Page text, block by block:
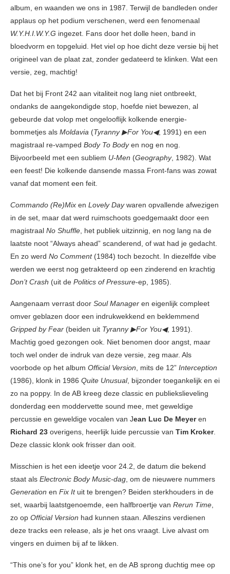
album, en waanden we ons in 1987. Terwijl de bandleden onder
applaus op het podium verschenen, werd een fenomenaal
W.Y.H.I.W.Y.G ingezet. Fans door het dolle heen, band in
bloedvorm en topgeluid. Het viel op hoe dicht deze versie bij het
origineel van de plaat zat, zonder gedateerd te klinken. Wat een
versie, zeg, machtig!
Dat het bij Front 242 aan vitaliteit nog lang niet ontbreekt,
ondanks de aangekondigde stop, hoefde niet bewezen, al
gebeurde dat volop met ongelooflijk kolkende energie-
bommetjes als Moldavia (Tyranny ▶For You◀, 1991) en een
magistraal re-vamped Body To Bodyen nog en nog.
Bijvoorbeeld met een subliem U-Men (Geography, 1982). Wat
een feest! Die kolkende dansende massa Front-fans was zowat
vanaf dat moment een feit.
Commando (Re)Mix en Lovely Daywaren opvallende afwezigen
in de set, maar dat werd ruimschoots goedgemaakt door een
magistraal No Shuffle, het publiek uitzinnig, en nog lang na de
laatste noot “Always ahead” scanderend, of wat had je gedacht.
En zo werd No Comment(1984) toch bezocht. In diezelfde vibe
werden we eerst nog getrakteerd op een zinderend en krachtig
Don’t Crash (uit de Politics of Pressure-ep, 1985).
Aangenaam verrast door Soul Manager en eigenlijk compleet
omver geblazen door een indrukwekkend en beklemmend
Gripped by Fear (beiden uit Tyranny ▶For You◀, 1991).
Machtig goed gezongen ook. Niet benomen door angst, maar
toch wel onder de indruk van deze versie, zeg maar. Als
voorbode op het album Official Version, mits de 12” Interception
(1986), klonk in 1986 Quite Unusual, bijzonder toegankelijk en ei
zo na poppy. In de AB kreeg deze classic en publiekslieveling
donderdag een moddervette sound mee, met geweldige
percussie en geweldige vocalen van Jean Luc De Meyeren
Richard 23 overigens, heerlijk luide percussie van Tim Kroker.
Deze classic klonk ook frisser dan ooit.
Misschien is het een ideetje voor 24.2, de datum die bekend
staat als Electronic Body Music-dag, om de nieuwere nummers
Generation en Fix Ituit te brengen? Beiden sterkhouders in de
set, waarbij laatstgenoemde, een halfbroertje van Rerun Time,
zo op Official Version had kunnen staan. Alleszins verdienen
deze tracks een release, als je het ons vraagt. Live alvast om
vingers en duimen bij af te likken.
“This one’s for you” klonk het, en de AB sprong duchtig mee op